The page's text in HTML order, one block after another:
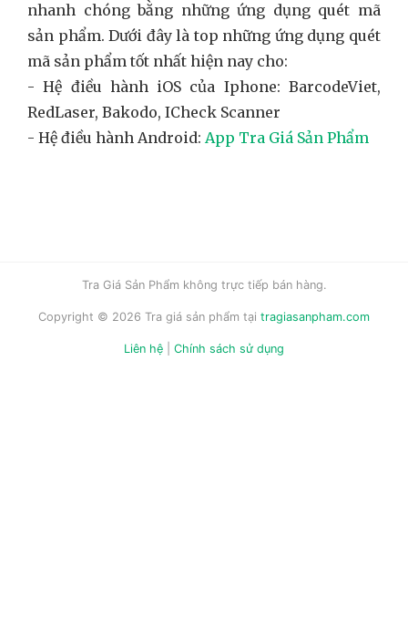
nhanh chóng bằng những ứng dụng quét mã
sản phẩm. Dưới đây là top những ứng dụng quét
mã sản phẩm tốt nhất hiện nay cho:
- Hệ điều hành iOS của Iphone: BarcodeViet,
RedLaser, Bakodo, ICheck Scanner
- Hệ điều hành Android: App Tra Giá Sản Phẩm
Tra Giá Sản Phẩm không trực tiếp bán hàng.
Copyright © 2026 Tra giá sản phẩm tại tragiasanpham.com
Liên hệ Chính sách sử dụng